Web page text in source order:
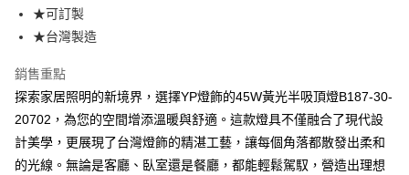
Google Pay
全盈+PAY
AFTEE先享後付
相關說明
【關於「AFTEE先享後付」】
AFTEE先享後付是「在收到商品之後才付款」的支付方式。 讓您購物簡單
便利好安心！
１．簡單：不需註冊會員、不需綁卡、不需儲值。
★可訂製
★台灣製造
銷售重點
探索家居照明的新境界，選擇YP燈飾的45W黃光半吸頂燈B187-30-
20702，為您的空間增添溫暖與舒適。這款燈具不僅融合了現代設
計美學，更展現了台灣燈飾的精湛工藝，讓每個角落都散發出柔和
的光線。無論是客廳、臥室還是餐廳，都能輕鬆駕馭，營造出理想